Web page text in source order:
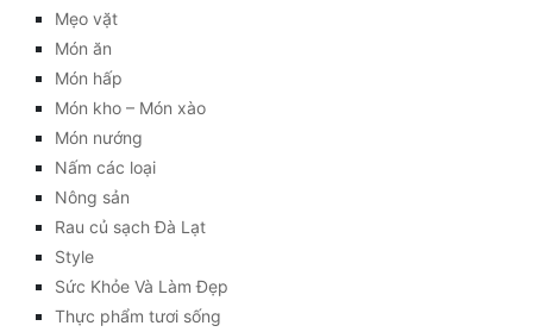
Mẹo vặt
Món ăn
Món hấp
Món kho – Món xào
Món nướng
Nấm các loại
Nông sản
Rau củ sạch Đà Lạt
Style
Sức Khỏe Và Làm Đẹp
Thực phẩm tươi sống